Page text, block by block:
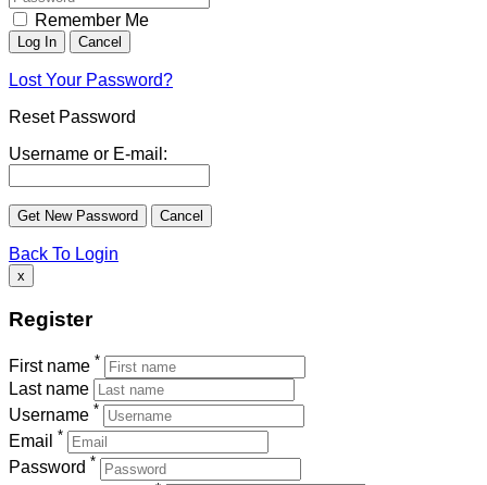
Remember Me
Lost Your Password?
Reset Password
Username or E-mail:
Back To Login
x
Register
First name *
Last name
Username *
Email *
Password *